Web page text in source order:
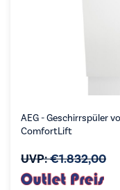
AEG - Geschirrspüler
ComfortLift
UVP:€1.832,00